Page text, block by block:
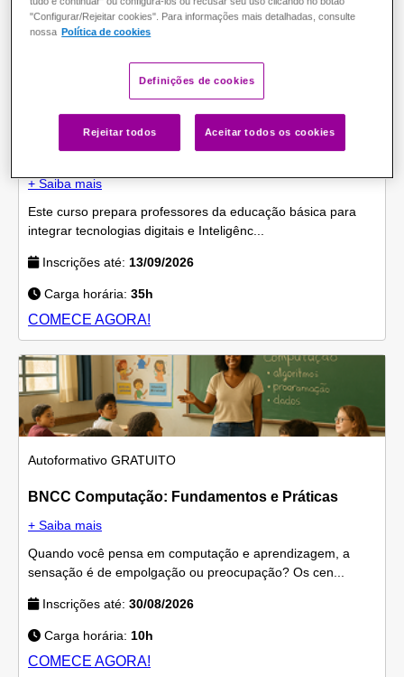
GRATUITO
Aprendizagem mão na massa conectada à BNCC
Computação
+ Saiba mais
Este curso prepara professores da educação básica para
integrar tecnologias digitais e Inteligênc...
Inscrições até: 13/09/2026
Carga horária: 35h
COMECE AGORA!
Autoformativo GRATUITO
BNCC Computação: Fundamentos e Práticas
+ Saiba mais
Quando você pensa em computação e aprendizagem, a
sensação é de empolgação ou preocupação? Os cen...
Inscrições até: 30/08/2026
Carga horária: 10h
COMECE AGORA!
"Configurar/Rejeitar cookies". Para informações mais detalhadas, consulte
nossa Política de cookies
Definições de cookies
Rejeitar todos Aceitar todos os cookies